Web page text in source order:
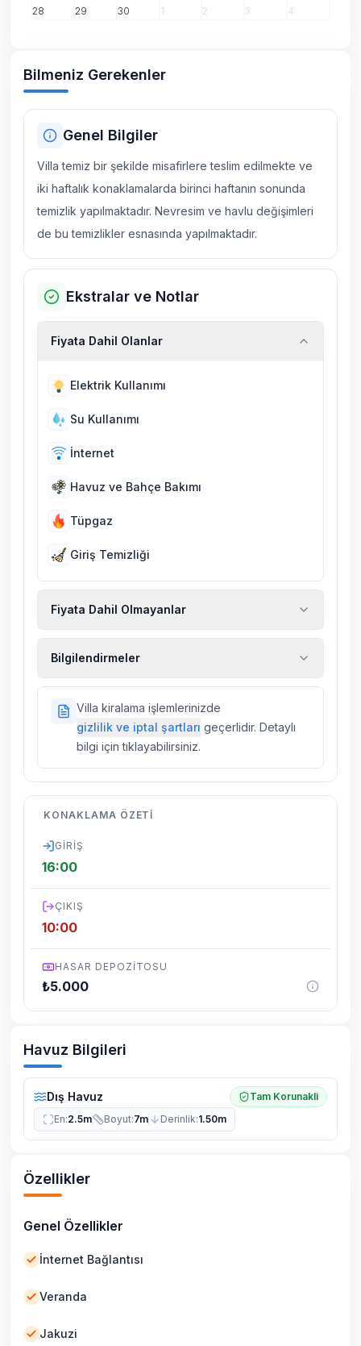
28 29 30 1 2 3 4
Bilmeniz Gerekenler
Genel Bilgiler
Villa temiz bir şekilde misafirlere teslim edilmekte ve
iki haftalık konaklamalarda birinci haftanın sonunda
temizlik yapılmaktadır. Nevresim ve havlu değişimleri
de bu temizlikler esnasında yapılmaktadır.
Ekstralar ve Notlar
Fiyata Dahil Olanlar
Elektrik Kullanımı
Su Kullanımı
İnternet
Havuz ve Bahçe Bakımı
Tüpgaz
Giriş Temizliği
Fiyata Dahil Olmayanlar
sigortaları fiyatlara dahil değildir.
Bilgilendirmeler
villalarımızda düzenli olarak ilaçlama
yapılmaktadır. Buna rağmen çevrede
kelebek, böcek, sinek vs. bulunma ihtimali
dönemsel olarak altyapı çalışmaları
yapılabilmektedir. Bu çalışma nedeniyle yol
Villa kiralama işlemlerinizde
gizlilik ve iptal şartları geçerlidir. Detaylı
bilgi için tıklayabilirsiniz.
KONAKLAMA ÖZETI
GIRIŞ
16:00
ÇIKIŞ
10:00
HASAR DEPOZITOSU
₺5.000
Havuz Bilgileri
Dış Havuz
Tam Korunakli
En:2.5m Boyut:7m Derinlik:1.50m
Özellikler
Genel Özellikler
İnternet Bağlantısı
Veranda
Jakuzi